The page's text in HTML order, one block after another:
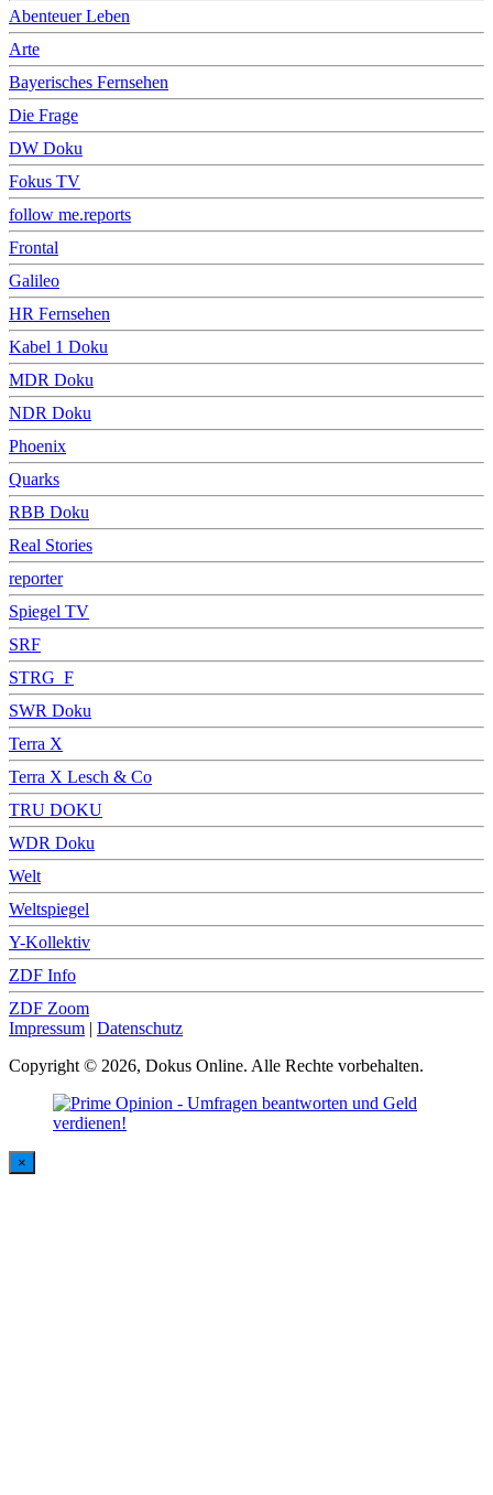
Abenteuer Leben
Arte
Bayerisches Fernsehen
Die Frage
DW Doku
Fokus TV
follow me.reports
Frontal
Galileo
HR Fernsehen
Kabel 1 Doku
MDR Doku
NDR Doku
Phoenix
Quarks
RBB Doku
Real Stories
reporter
Spiegel TV
SRF
STRG_F
SWR Doku
Terra X
Terra X Lesch & Co
TRU DOKU
WDR Doku
Welt
Weltspiegel
Y-Kollektiv
ZDF Info
ZDF Zoom
Impressum | Datenschutz
Copyright © 2026, Dokus Online. Alle Rechte vorbehalten.
×